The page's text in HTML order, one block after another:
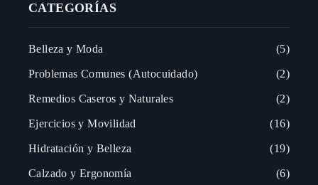
CATEGORÍAS
Belleza y Moda 5
Problemas Comunes (Autocuidado) 2
Remedios Caseros y Naturales 2
Ejercicios y Movilidad 16
Hidratación y Belleza 19
Calzado y Ergonomía 6